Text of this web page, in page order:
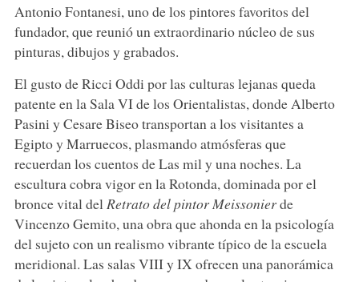
Antonio Fontanesi, uno de los pintores favoritos del
fundador, que reunió un extraordinario núcleo de sus
pinturas, dibujos y grabados.
El gusto de Ricci Oddi por las culturas lejanas queda
patente en la Sala VI de los Orientalistas, donde Alberto
Pasini y Cesare Biseo transportan a los visitantes a
Egipto y Marruecos, plasmando atmósferas que
recuerdan los cuentos de Las mil y una noches. La
escultura cobra vigor en la Rotonda, dominada por el
bronce vital delRetrato del pintor Meissonierde
Vincenzo Gemito, una obra que ahonda en la psicología
del sujeto con un realismo vibrante típico de la escuela
meridional. Las salas VIII y IX ofrecen una panorámica